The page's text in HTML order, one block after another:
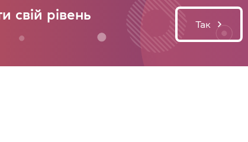
свій рівень
Так